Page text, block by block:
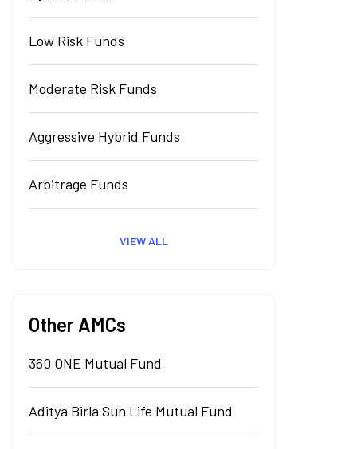
Low Risk Funds
Moderate Risk Funds
Aggressive Hybrid Funds
Arbitrage Funds
VIEW ALL
Other AMCs
360 ONE Mutual Fund
Aditya Birla Sun Life Mutual Fund